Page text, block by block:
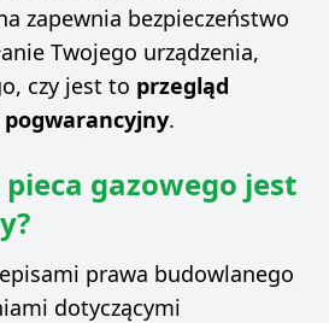
zapewnia bezpieczeństwo
Twojego urządzenia,
czy jest to przegląd
pogwarancyjny.
gazowego jest
prawa budowlanego
dotyczącymi